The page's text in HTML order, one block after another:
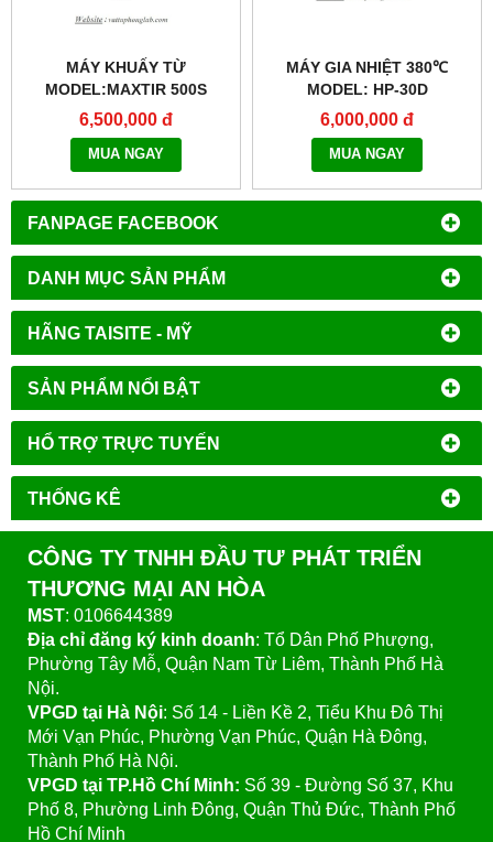
FANPAGE FACEBOOK
DANH MỤC SẢN PHẨM
HÃNG TAISITE - MỸ
SẢN PHẨM NỔI BẬT
HỔ TRỢ TRỰC TUYẾN
THỐNG KÊ
MÁY KHUẤY TỪ
MODEL:MAXTIR 500S
6,500,000 đ
MUA NGAY
MÁY GIA NHIỆT 380℃
MODEL: HP-30D
6,000,000 đ
MUA NGAY
CÔNG TY TNHH ĐẦU TƯ PHÁT TRIỂN
THƯƠNG MẠI AN HÒA
MST: 0106644389
Địa chỉ đăng ký kinh doanh: Tổ Dân Phố Phượng,
Phường Tây Mỗ, Quận Nam Từ Liêm, Thành Phố Hà
Nội.
VPGD tại Hà Nội: Số 14 - Liền Kề 2, Tiểu Khu Đô Thị
Mới Vạn Phúc, Phường Vạn Phúc, Quận Hà Đông,
Thành Phố Hà Nội.
VPGD tại TP.Hồ Chí Minh: Số 39 - Đường Số 37, Khu
Phố 8, Phường Linh Đông, Quận Thủ Đức, Thành Phố
Hồ Chí Minh